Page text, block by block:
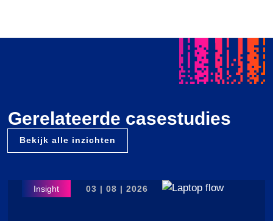
Gerelateerde casestudies
Bekijk alle inzichten
03 | 08 | 2026